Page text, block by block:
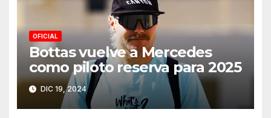
OFICIAL
Bottas vuelve a Mercedes
como piloto reserva para 2025
DIC 19, 2024